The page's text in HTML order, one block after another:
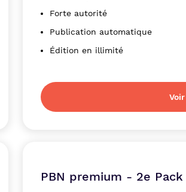
Forte autorité
Publication automatique
Édition en illimité
PBN premium - 2e Pack